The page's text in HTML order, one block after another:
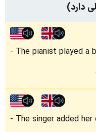
دارد)
The pianist played a
The singer added